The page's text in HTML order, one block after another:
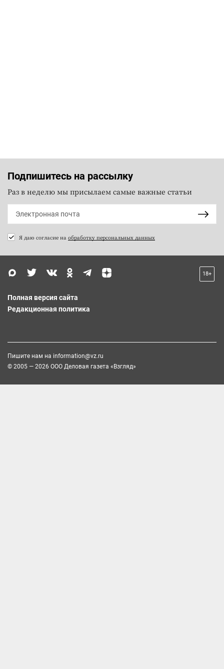
Подпишитесь на рассылку
Раз в неделю мы присылаем самые важные статьи
Я даю согласие на обработку персональных данных
18+
Полная версия сайта
Редакционная политика
Пишите нам на information@vz.ru
© 2005 — 2026 ООО Деловая газета «Взгляд»